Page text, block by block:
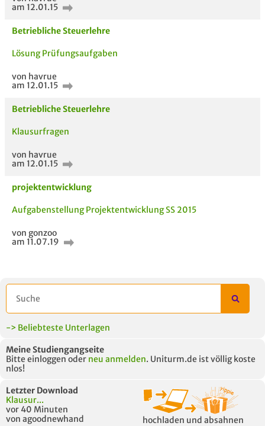
am 12.01.15
Betriebliche Steuerlehre
Lösung Prüfungsaufgaben
von havrue
am 12.01.15
Betriebliche Steuerlehre
Klausurfragen
von havrue
am 12.01.15
projektentwicklung
Aufgabenstellung Projektentwicklung SS 2015
von gonzoo
am 11.07.19
-> Beliebteste Unterlagen
Meine Studiengangseite
Bitte einloggen oder neu anmelden. Uniturm.de ist völlig koste
nlos!
Letzter Download
Klausur...
vor 40 Minuten
von agoodnewhand
hochladen und absahnen